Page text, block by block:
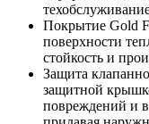
Покрытие Gold
поверхности
стойкость и
Защита
защитной
повреждений и